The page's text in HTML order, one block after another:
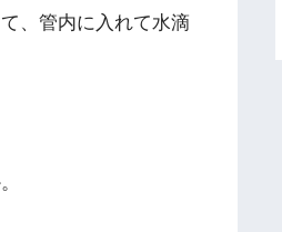
、管内に入れて水滴